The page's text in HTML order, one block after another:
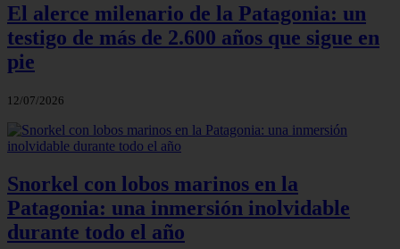
El alerce milenario de la Patagonia: un
testigo de más de 2.600 años que sigue en
pie
12/07/2026
Snorkel con lobos marinos en la
Patagonia: una inmersión inolvidable
durante todo el año